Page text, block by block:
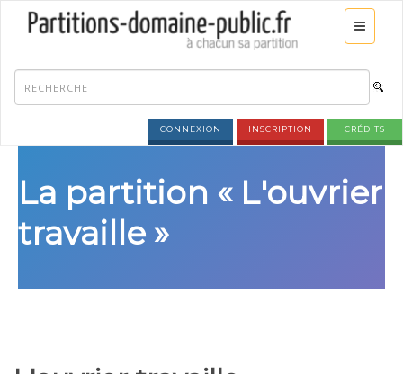
CONNEXION INSCRIPTION CRÉDITS
La partition « L'ouvrier
travaille »